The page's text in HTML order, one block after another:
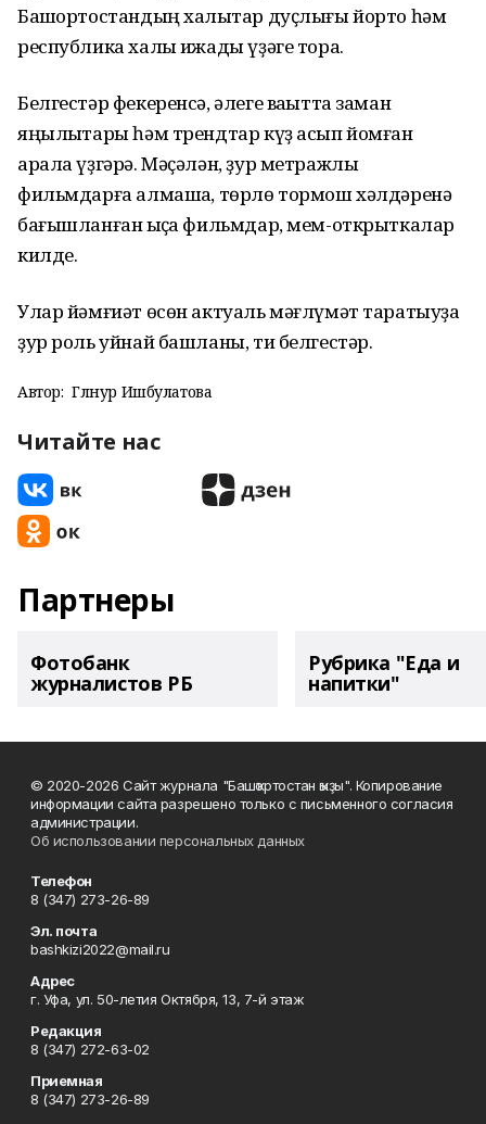
Башҡортостандың халыҡтар дуҫлығы йорто һәм
республика халыҡ ижады үҙәге тора.
Белгестәр фекеренсә, әлеге ваҡытта заман
яңылыҡтары һәм трендтар күҙ асып йомған
арала үҙгәрә. Мәҫәлән, ҙур метражлы
фильмдарға алмашҡа, төрлө тормош хәлдәренә
бағышланған ҡыҫҡа фильмдар, мем-открыткалар
килде.
Улар йәмғиәт өсөн актуаль мәғлүмәт таратыуҙа
ҙур роль уйнай башланы, ти белгестәр.
Автор: Гөлнур Ишбулатова
Читайте нас
Партнеры
Фотобанк
журналистов РБ
Рубрика "Еда и
напитки"
© 2020-2026 Сайт журнала "Башҡортостан ҡыҙы". Копирование
информации сайта разрешено только с письменного согласия
администрации.
Об использовании персональных данных
Телефон
8 (347) 273-26-89
Эл. почта
bashkizi2022@mail.ru
Адрес
г. Уфа, ул. 50-летия Октября, 13, 7-й этаж
Редакция
8 (347) 272-63-02
Приемная
8 (347) 273-26-89